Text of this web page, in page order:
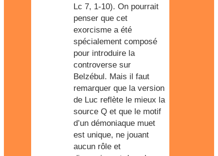
Lc 7, 1-10). On pourrait
penser que cet
exorcisme a été
spécialement composé
pour introduire la
controverse sur
Belzébul. Mais il faut
remarquer que la version
de Luc reflète le mieux la
source Q et que le motif
d’un démoniaque muet
est unique, ne jouant
aucun rôle et